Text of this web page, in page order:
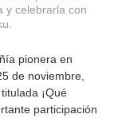
y celebrarla con
pionera en
de noviembre,
¡Qué
participación